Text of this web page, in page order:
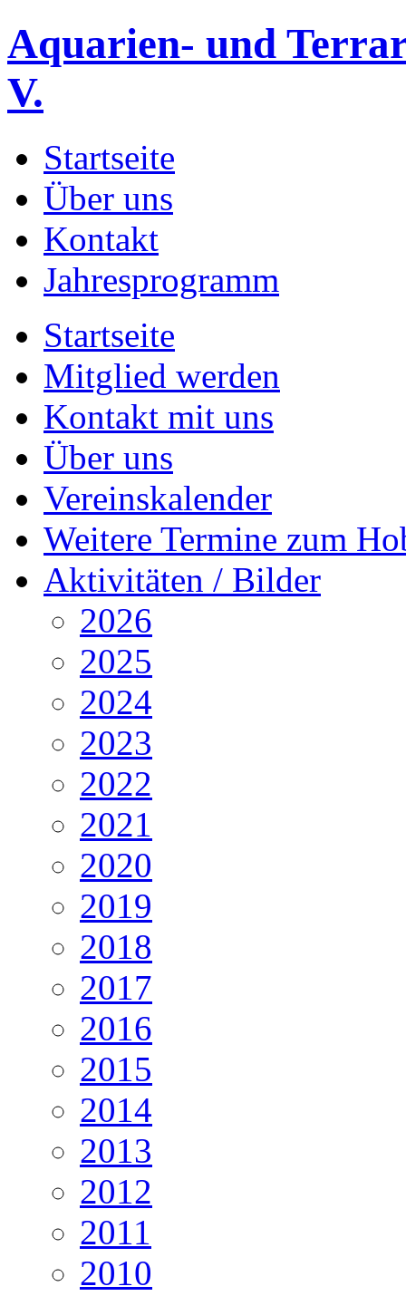
Aquarien- und
V.
Startseite
Über uns
Kontakt
Jahresprogramm
Startseite
Mitglied werden
Kontakt mit uns
Über uns
Vereinskalender
Weitere Termine zum
Aktivitäten / Bilder
2026
2025
2024
2023
2022
2021
2020
2019
2018
2017
2016
2015
2014
2013
2012
2011
2010